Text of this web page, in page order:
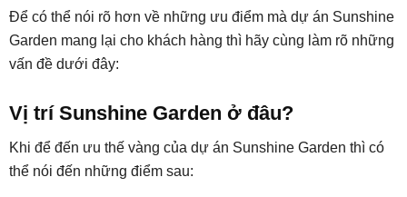
Để có thể nói rõ hơn về những ưu điểm mà dự án Sunshine
Garden mang lại cho khách hàng thì hãy cùng làm rõ những
vấn đề dưới đây:
Vị trí Sunshine Garden ở đâu?
Khi để đến ưu thế vàng của dự án Sunshine Garden thì có
thể nói đến những điểm sau: